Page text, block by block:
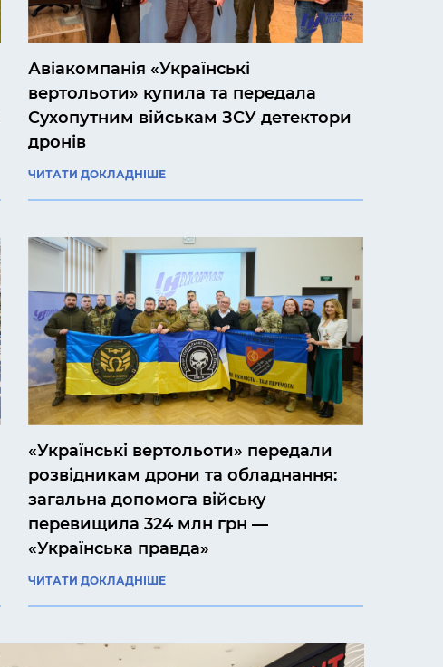
Авіакомпанія «Українські
вертольоти» купила та передала
Сухопутним військам ЗСУ детектори
дронів
ЧИТАТИ ДОКЛАДНІШЕ
«Українські вертольоти» передали
розвідникам дрони та обладнання:
загальна допомога війську
перевищила 324 млн грн —
«Українська правда»
ЧИТАТИ ДОКЛАДНІШЕ